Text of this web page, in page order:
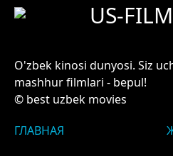
US-
O'zbek kinosi dunyosi. Siz
mashhur filmlari - bepul!
© best uzbek movies
ГЛАВНАЯ